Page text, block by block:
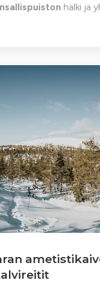
halki ja